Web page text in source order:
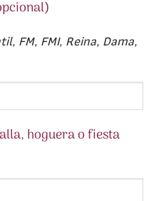
FM, FMI, Reina, Dama,
hoguera o fiesta